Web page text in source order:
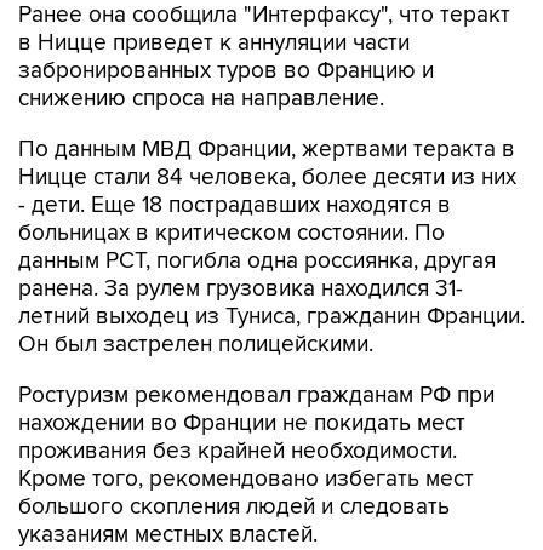
Ранее она сообщила "Интерфаксу", что теракт
в Ницце приведет к аннуляции части
забронированных туров во Францию и
снижению спроса на направление.
По данным МВД Франции, жертвами теракта в
Ницце стали 84 человека, более десяти из них
- дети. Еще 18 пострадавших находятся в
больницах в критическом состоянии. По
данным РСТ, погибла одна россиянка, другая
ранена. За рулем грузовика находился 31-
летний выходец из Туниса, гражданин Франции.
Он был застрелен полицейскими.
Ростуризм рекомендовал гражданам РФ при
нахождении во Франции не покидать мест
проживания без крайней необходимости.
Кроме того, рекомендовано избегать мест
большого скопления людей и следовать
указаниям местных властей.